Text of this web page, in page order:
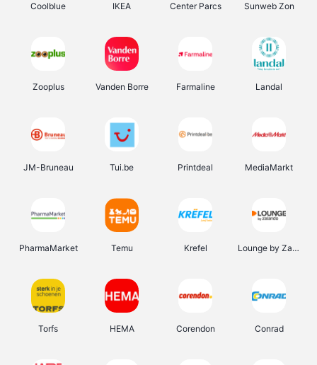
Coolblue IKEA Center Parcs Sunweb Zon
Zooplus Vanden Borre Farmaline Landal
JM-Bruneau Tui.be Printdeal MediaMarkt
PharmaMarket Temu Krefel Lounge by Zalando
Torfs HEMA Corendon Conrad